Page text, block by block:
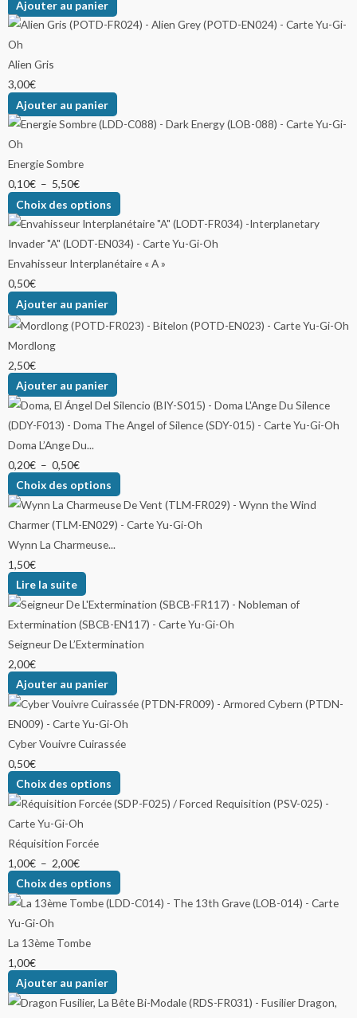
Ajouter au panier
Alien Gris
3,00€
Ajouter au panier
Energie Sombre
0,10€ – 5,50€
Choix des options
Envahisseur Interplanétaire « A »
0,50€
Ajouter au panier
Mordlong
2,50€
Ajouter au panier
Doma L’Ange Du...
0,20€ – 0,50€
Choix des options
Wynn La Charmeuse...
1,50€
Lire la suite
Seigneur De L’Extermination
2,00€
Ajouter au panier
Cyber Vouivre Cuirassée
0,50€
Choix des options
Réquisition Forcée
1,00€ – 2,00€
Choix des options
La 13ème Tombe
1,00€
Ajouter au panier